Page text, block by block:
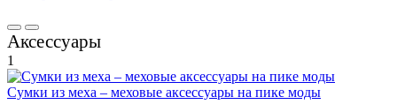
Аксессуары
1
Сумки из меха – меховые аксессуары на пике моды